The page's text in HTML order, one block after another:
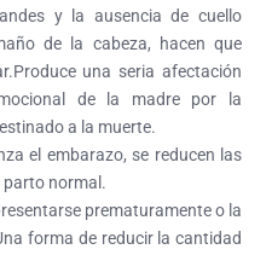
y la ausencia de cuello
de la cabeza, hacen que
una seria afectación
de la madre por la
a la muerte.
el embarazo, se reducen las
parto normal.
prematuramente o la
forma de reducir la cantidad